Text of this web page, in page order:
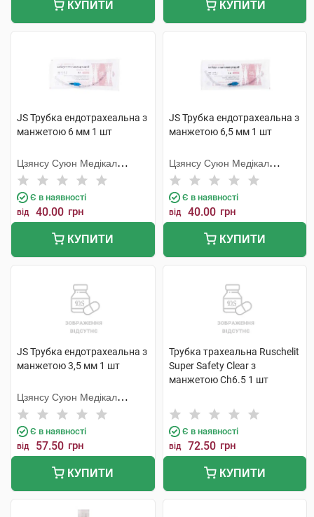
КУПИТИ КУПИТИ
JS Трубка ендотрахеальна з
манжетою 6 мм 1 шт
Цзянсу Суюн Медікал
Метіріалс
Є в наявності
від 40.00 грн
КУПИТИ
JS Трубка ендотрахеальна з
манжетою 6,5 мм 1 шт
Цзянсу Суюн Медікал
Метіріалс
Є в наявності
від 40.00 грн
КУПИТИ
JS Трубка ендотрахеальна з
манжетою 3,5 мм 1 шт
Цзянсу Суюн Медікал
Метіріалс
Є в наявності
від 57.50 грн
КУПИТИ
Трубка трахеальна Ruschelit
Super Safety Clear з
манжетою Ch6.5 1 шт
Є в наявності
від 72.50 грн
КУПИТИ